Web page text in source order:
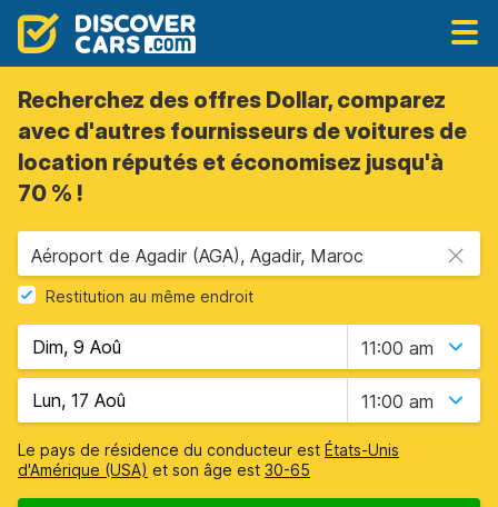
Recherchez des offres Dollar, comparez
avec d'autres fournisseurs de voitures de
location réputés et économisez jusqu'à
70 % !
Aéroport de Agadir (AGA), Agadir, Maroc
Restitution au même endroit
11:00 am
11:00 am
Le pays de résidence du conducteur est États-Unis
d'Amérique (USA) et son âge est 30-65